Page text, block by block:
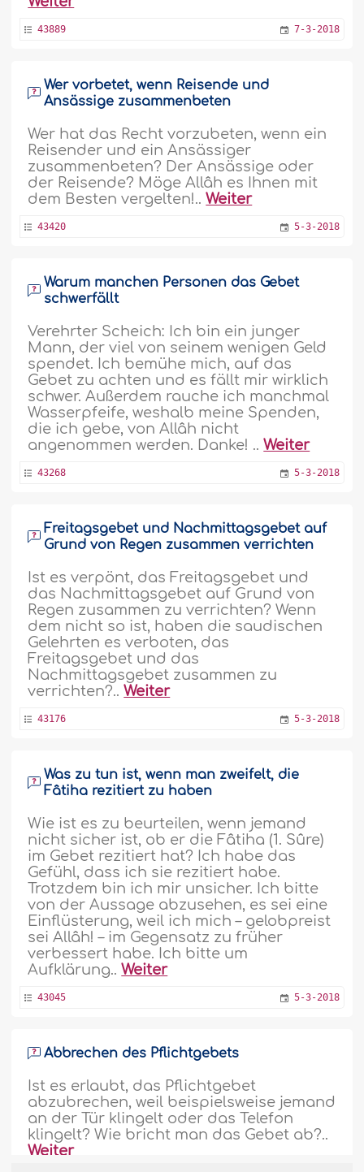
43889 7-3-2018
Wer vorbetet, wenn Reisende und
Ansässige zusammenbeten
Wer hat das Recht vorzubeten, wenn ein
Reisender und ein Ansässiger
zusammenbeten? Der Ansässige oder
der Reisende? Möge Allâh es Ihnen mit
dem Besten vergelten!..Weiter
43420 5-3-2018
Warum manchen Personen das Gebet
schwerfällt
Verehrter Scheich: Ich bin ein junger
Mann, der viel von seinem wenigen Geld
spendet. Ich bemühe mich, auf das
Gebet zu achten und es fällt mir wirklich
schwer. Außerdem rauche ich manchmal
Wasserpfeife, weshalb meine Spenden,
die ich gebe, von Allâh nicht
angenommen werden. Danke! ..Weiter
43268 5-3-2018
Freitagsgebet und Nachmittagsgebet auf
Grund von Regen zusammen verrichten
Ist es verpönt, das Freitagsgebet und
das Nachmittagsgebet auf Grund von
Regen zusammen zu verrichten? Wenn
dem nicht so ist, haben die saudischen
Gelehrten es verboten, das
Freitagsgebet und das
Nachmittagsgebet zusammen zu
verrichten?..Weiter
43176 5-3-2018
Was zu tun ist, wenn man zweifelt, die
Fâtiha rezitiert zu haben
Wie ist es zu beurteilen, wenn jemand
nicht sicher ist, ob er die Fâtiha (1. Sûre)
im Gebet rezitiert hat? Ich habe das
Gefühl, dass ich sie rezitiert habe.
Trotzdem bin ich mir unsicher. Ich bitte
von der Aussage abzusehen, es sei eine
Einflüsterung, weil ich mich – gelobpreist
sei Allâh! – im Gegensatz zu früher
verbessert habe. Ich bitte um
Aufklärung..Weiter
43045 5-3-2018
Abbrechen des Pflichtgebets
Ist es erlaubt, das Pflichtgebet
abzubrechen, weil beispielsweise jemand
an der Tür klingelt oder das Telefon
klingelt? Wie bricht man das Gebet ab?..
Weiter